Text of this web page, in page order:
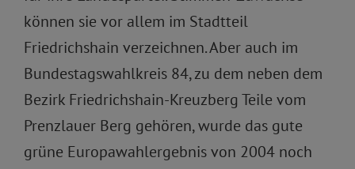
können sie vor allem im Stadtteil
Friedrichshain verzeichnen. Aber auch im
Bundestagswahlkreis 84, zu dem neben dem
Bezirk Friedrichshain-Kreuzberg Teile vom
Prenzlauer Berg gehören, wurde das gute
grüne Europawahlergebnis von 2004 noch